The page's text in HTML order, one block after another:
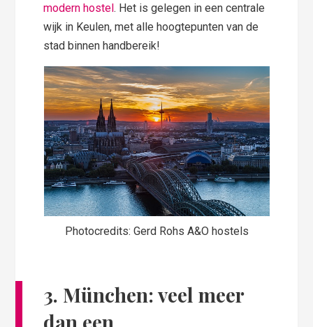
modern hostel. Het is gelegen in een centrale
wijk in Keulen, met alle hoogtepunten van de
stad binnen handbereik!
Photocredits: Gerd Rohs A&O hostels
3. München: veel meer
dan een